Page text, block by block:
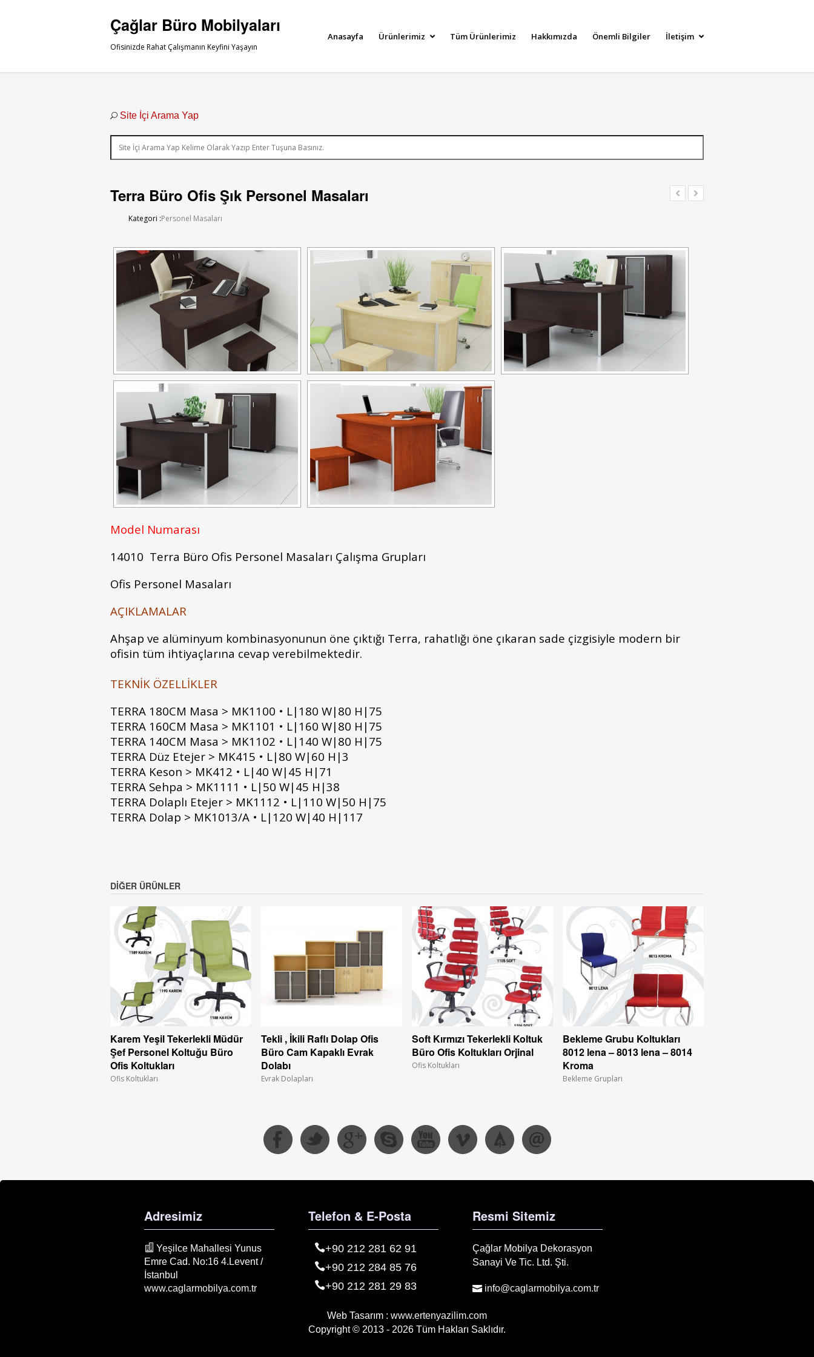
Çağlar Büro Mobilyaları
Ofisinizde Rahat Çalışmanın Keyfini Yaşayın
Anasayfa Ürünlerimiz Tüm Ürünlerimiz Hakkımızda Önemli Bilgiler İletişim
Site İçi Arama Yap
Terra Büro Ofis Şık Personel Masaları
Kategori :Personel Masaları
Model Numarası
14010 Terra Büro Ofis Personel Masaları Çalışma Grupları
Ofis Personel Masaları
AÇIKLAMALAR
Ahşap ve alüminyum kombinasyonunun öne çıktığı Terra, rahatlığı öne çıkaran sade çizgisiyle modern bir
ofisin tüm ihtiyaçlarına cevap verebilmektedir.
TEKNİK ÖZELLİKLER
TERRA 180CM Masa > MK1100 • L|180 W|80 H|75
TERRA 160CM Masa > MK1101 • L|160 W|80 H|75
TERRA 140CM Masa > MK1102 • L|140 W|80 H|75
TERRA Düz Etejer > MK415 • L|80 W|60 H|3
TERRA Keson > MK412 • L|40 W|45 H|71
TERRA Sehpa > MK1111 • L|50 W|45 H|38
TERRA Dolaplı Etejer > MK1112 • L|110 W|50 H|75
TERRA Dolap > MK1013/A • L|120 W|40 H|117
DIĞER ÜRÜNLER
Karem Yeşil Tekerlekli Müdür
Şef Personel Koltuğu Büro
Ofis Koltukları
Ofis Koltukları
Tekli , İkili Raflı Dolap Ofis
Büro Cam Kapaklı Evrak
Dolabı
Evrak Dolapları
Soft Kırmızı Tekerlekli Koltuk
Büro Ofis Koltukları Orjinal
Ofis Koltukları
Bekleme Grubu Koltukları
8012 lena – 8013 lena – 8014
Kroma
Bekleme Grupları
Adresimiz
Yeşilce Mahallesi Yunus
Emre Cad. No:16 4.Levent /
İstanbul
www.caglarmobilya.com.tr
Telefon & E-Posta
+90 212 281 62 91
+90 212 284 85 76
+90 212 281 29 83
Resmi Sitemiz
Çağlar Mobilya Dekorasyon
Sanayi Ve Tic. Ltd. Şti.
info@caglarmobilya.com.tr
Web Tasarım : www.ertenyazilim.com
Copyright © 2013 - 2026 Tüm Hakları Saklıdır.